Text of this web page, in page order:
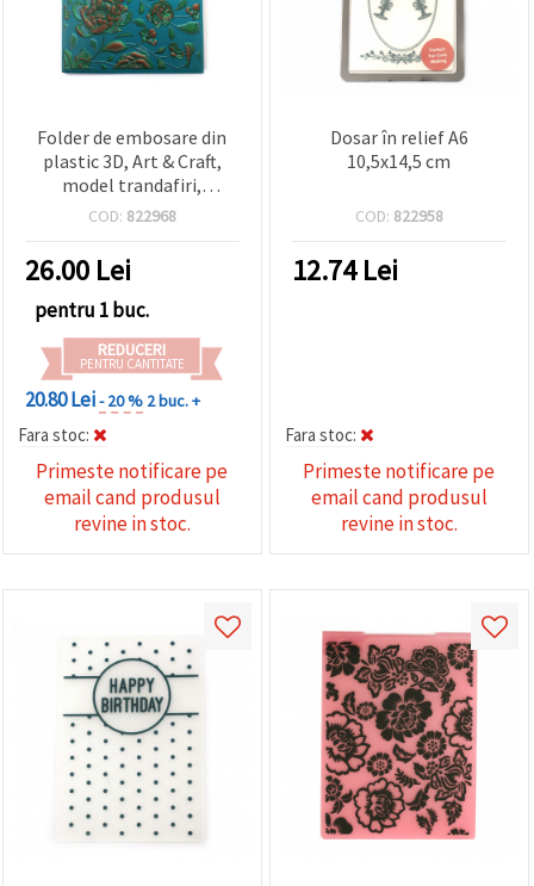
Folder de embosare din
plastic 3D, Art & Craft,
model trandafiri,
12,5x17,5 cm
COD: 822968
26.00 Lei
pentru 1 buc.
REDUCERI
PENTRU CANTITATE
20.80 Lei- 20 % 2 buc. +
Fara stoc:
Primeste notificare pe
email cand produsul
revine in stoc.
Dosar în relief A6
10,5x14,5 cm
COD: 822958
12.74Lei
Fara stoc:
Primeste notificare pe
email cand produsul
revine in stoc.